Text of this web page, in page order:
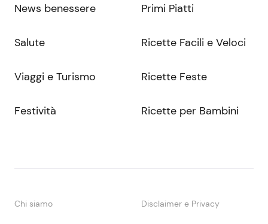
News benessere
Salute
Viaggi e Turismo
Festività
Primi Piatti
Ricette Facili e Veloci
Ricette Feste
Ricette per Bambini
Chi siamo Disclaimer e Privacy